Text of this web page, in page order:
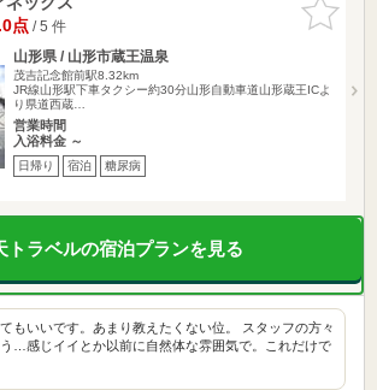
りに追加
点/ 5 件
山形県 / 山形市蔵王温泉
茂吉記念館前駅8.32km
JR線山形駅下車タクシー約30分山形自動車道山形蔵王ICよ
り県道西蔵…
営業時間
入浴料金 ～
日帰り 宿泊 糖尿病
トラベルの宿泊プランを見る
もいいです。あまり教えたくない位。 スタッフの方々
…感じイイとか以前に自然体な雰囲気で。これだけで